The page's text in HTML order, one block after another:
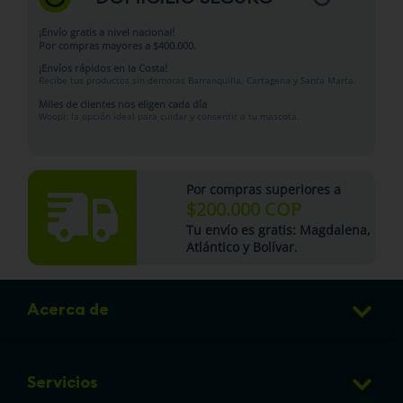
¡Envío gratis a nivel nacional!
Por compras mayores a $400.000.
¡Envíos rápidos en la Costa!
Recibe tus productos sin demoras Barranquilla, Cartagena y Santa Marta.
Miles de clientes nos eligen cada día
Woopi: la opción ideal para cuidar y consentir a tu mascota.
Por compras superiores a
$200.000 COP
Tu envío es gratis: Magdalena,
Atlántico y Bolívar.
Acerca de
Club de Puntos
Servicios